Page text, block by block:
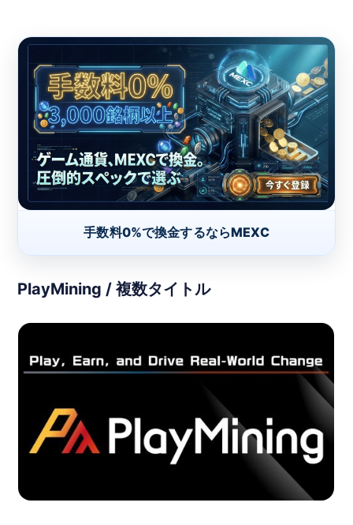
手数料0%で換金するならMEXC
PlayMining / 複数タイトル